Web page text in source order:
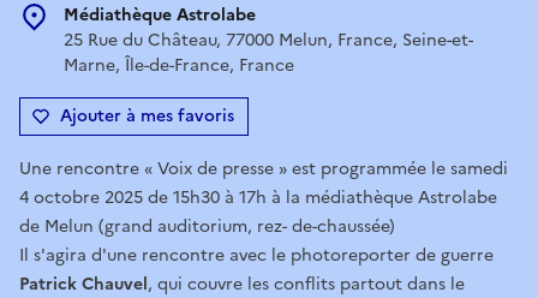
Médiathèque Astrolabe
25 Rue du Château, 77000 Melun, France, Seine-et-
Marne, Île-de-France, France
Ajouter à mes favoris
Une rencontre « Voix de presse » est programmée le samedi
4 octobre 2025 de 15h30 à 17h à la médiathèque Astrolabe
de Melun (grand auditorium, rez- de-chaussée)
Il s'agira d'une rencontre avec le photoreporter de guerre
Patrick Chauvel, qui couvre les conflits partout dans le